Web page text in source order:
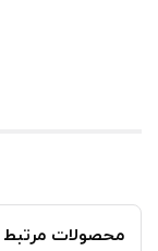
محصولات مرتبط